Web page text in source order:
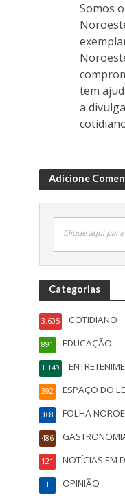
Somos
tem
a
Adicione
Clique aqui
Categorias
COTIDIANO
3.605
EDUCAÇÃO
891
1.149
ESPAÇO DO
392
FOLHA
368
486
NOTÍCIAS EM
121
OPINIÃO
1